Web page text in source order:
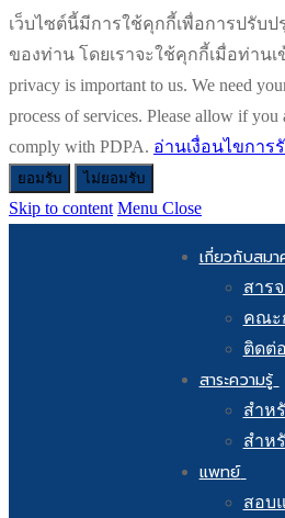
เว็บไซต์นี้มีการใช้คุกกี้เพื่อการปรับ
ของท่าน โดยเราจะใช้คุกกี้เมื่อท่านเ
privacy is important to us. We need
process of services. Please allow if
comply with PDPA. อ่านเงื่อนไขกา
ยอมรับ ไม่ยอมรับ
Skip to content Menu Close
เกี่ยวกับสม
สาร
คณะ
ติดต่
สาระความรู้
สำห
สำห
แพทย์
สอบ